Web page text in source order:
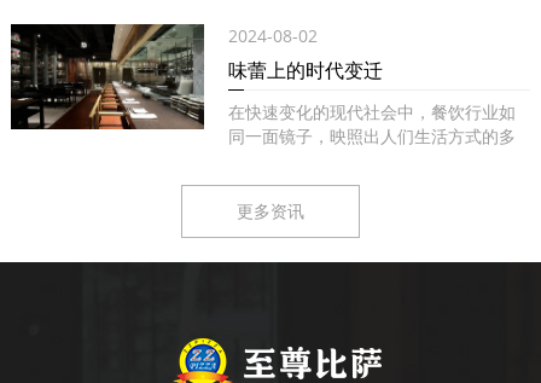
2024-08-02
味蕾上的时代变迁
在快速变化的现代社会中，餐饮行业如
同一面镜子，映照出人们生活方式的多
更多资讯